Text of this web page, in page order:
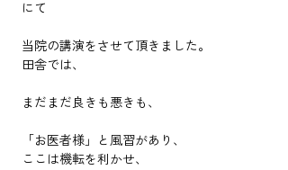
にて
当院の講演をさせて頂きました。
田舎では、
まだまだ良きも悪きも、
「お医者様」と風習があり、
ここは機転を利かせ、